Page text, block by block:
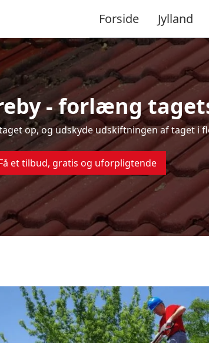
Forside Jylland
- forlæng
op, og udskyde udskiftningen af taget i
et tilbud, gratis og uforpligtende